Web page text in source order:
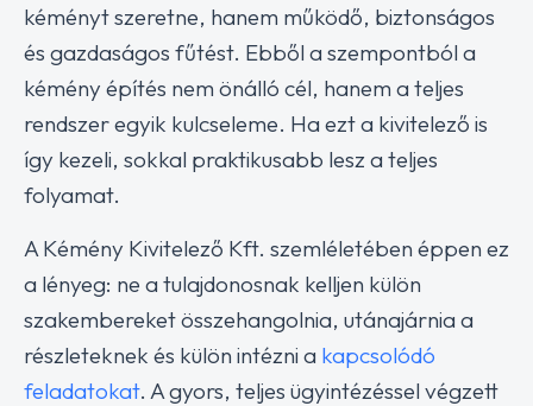
kéményt szeretne, hanem működő, biztonságos
és gazdaságos fűtést. Ebből a szempontból a
kémény építés nem önálló cél, hanem a teljes
rendszer egyik kulcseleme. Ha ezt a kivitelező is
így kezeli, sokkal praktikusabb lesz a teljes
folyamat.
A Kémény Kivitelező Kft. szemléletében éppen ez
a lényeg: ne a tulajdonosnak kelljen külön
szakembereket összehangolnia, utánajárnia a
részleteknek és külön intézni a kapcsolódó
feladatokat. A gyors, teljes ügyintézéssel végzett